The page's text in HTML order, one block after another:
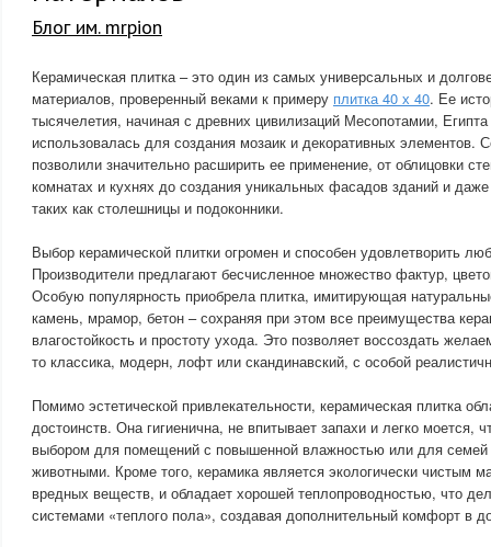
Блог им. mrpion
Керамическая плитка – это один из самых универсальных и
материалов, проверенный веками к примеру плитка 40 х 40. Ее
тысячелетия, начиная с древних цивилизаций Месопотамии,
использовалась для создания мозаик и декоративных элементов.
позволили значительно расширить ее применение, от облицовки
комнатах и кухнях до создания уникальных фасадов зданий и
таких как столешницы и подоконники.
Выбор керамической плитки огромен и способен удовлетворить
Производители предлагают бесчисленное множество фактур,
Особую популярность приобрела плитка, имитирующая
камень, мрамор, бетон – сохраняя при этом все преимущества
влагостойкость и простоту ухода. Это позволяет воссоздать
то классика, модерн, лофт или скандинавский, с особой
Помимо эстетической привлекательности, керамическая плитка
достоинств. Она гигиенична, не впитывает запахи и легко моется,
выбором для помещений с повышенной влажностью или для
животными. Кроме того, керамика является экологически чистым
вредных веществ, и обладает хорошей теплопроводностью, что
системами «теплого пола», создавая дополнительный комфорт в